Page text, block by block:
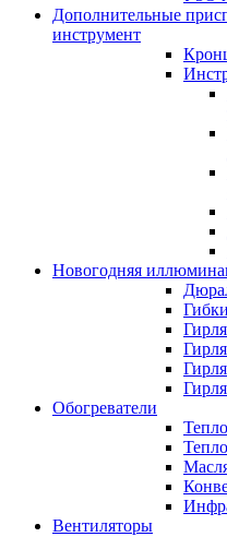
Дополнительные
инструмент
Новогодняя
Обогреватели
Вентиляторы